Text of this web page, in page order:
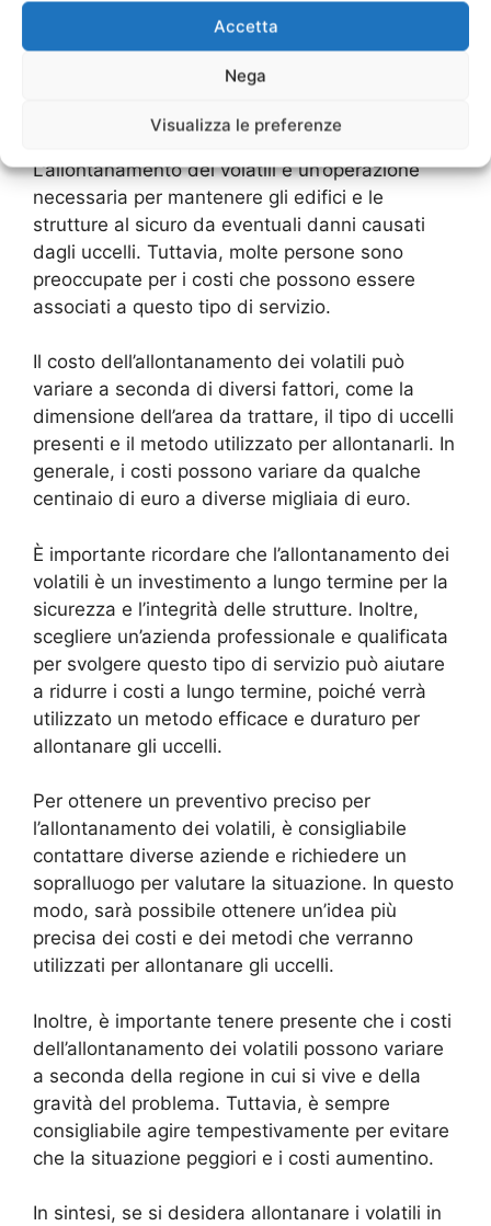
Accetta
Nega
Visualizza le preferenze
un ambiente più pulito e sicuro senza
danneggiare gli animali.
Costi dell’Allontanamento Volatili
L’allontanamento dei volatili è un’operazione
necessaria per mantenere gli edifici e le
strutture al sicuro da eventuali danni causati
dagli uccelli. Tuttavia, molte persone sono
preoccupate per i costi che possono essere
associati a questo tipo di servizio.
Il costo dell’allontanamento dei volatili può
variare a seconda di diversi fattori, come la
dimensione dell’area da trattare, il tipo di uccelli
presenti e il metodo utilizzato per allontanarli. In
generale, i costi possono variare da qualche
centinaio di euro a diverse migliaia di euro.
È importante ricordare che l’allontanamento dei
volatili è un investimento a lungo termine per la
sicurezza e l’integrità delle strutture. Inoltre,
scegliere un’azienda professionale e qualificata
per svolgere questo tipo di servizio può aiutare
a ridurre i costi a lungo termine, poiché verrà
utilizzato un metodo efficace e duraturo per
allontanare gli uccelli.
Per ottenere un preventivo preciso per
l’allontanamento dei volatili, è consigliabile
contattare diverse aziende e richiedere un
sopralluogo per valutare la situazione. In questo
modo, sarà possibile ottenere un’idea più
precisa dei costi e dei metodi che verranno
utilizzati per allontanare gli uccelli.
Inoltre, è importante tenere presente che i costi
dell’allontanamento dei volatili possono variare
a seconda della regione in cui si vive e della
gravità del problema. Tuttavia, è sempre
consigliabile agire tempestivamente per evitare
che la situazione peggiori e i costi aumentino.
In sintesi, se si desidera allontanare i volatili in